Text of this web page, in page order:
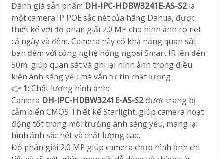
Đánh giá sản phẩm DH-IPC-HDBW3241E-AS-S2là
một camera IP POE sắc nét của hãng Dahua, được
thiết kế với độ phân giải 2.0 MP cho hình ảnh rõ nét
cả ngày và đêm. Camera này có khả năng quan sát
ban đêm với công nghệ hồng ngoại Smart IR lên đến
50m, giúp quan sát và ghi lại hình ảnh trong điều
kiện ánh sáng yếu mà vẫn tự tin chất lượng.
👉 1:Chất lượng hình ảnh:
Camera DH-IPC-HDBW3241E-AS-S2được trang bị
cảm biến CMOS Thiết kế Starlight, giúp camera hoạt
động tốt trong môi trường ánh sáng yếu, mang lại
hình ảnh sắc nét và chất lượng cao.
Độ phân giải 2.0 MP giúp camera chụp hình ảnh chi